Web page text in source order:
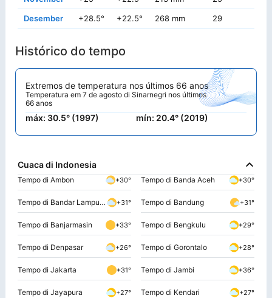
Desember
+28.5° +22.5° 268 mm 29
Histórico do tempo
Extremos de temperatura nos últimos 66 anos
Temperatura em 7 de agosto di Sinarnegri nos últimos
66 anos
máx: 30.5° (1997) mín: 20.4° (2019)
Cuaca di Indonesia
Tempo di Ambon +30° Tempo di Banda Aceh +30°
Tempo di Bandar Lampung +31° Tempo di Bandung +31°
Tempo di Banjarmasin +33° Tempo di Bengkulu +29°
Tempo di Denpasar +26° Tempo di Gorontalo +28°
Tempo di Jakarta +31° Tempo di Jambi +36°
Tempo di Jayapura +27° Tempo di Kendari +27°